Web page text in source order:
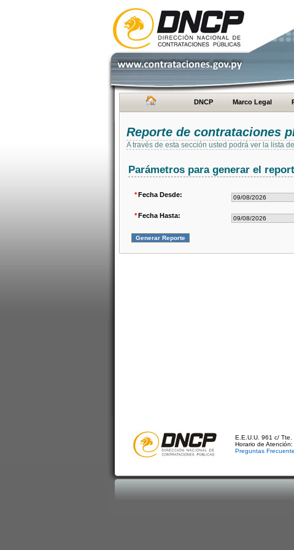
DNCP Marco Legal
Reporte de contrataciones
A través de esta sección usted podrá ver la lista
Parámetros para generar el
*Fecha Desde:
*Fecha Hasta:
E.E.U.U. 961 c/ Tte.
Horario de
Preguntas